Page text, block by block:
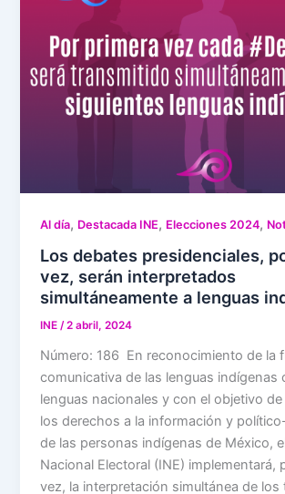
Al día, Destacada INE, Elecciones 2024,
Los debates presidenciales,
vez, serán interpretados
simultáneamente a lenguas
INE/2 abril, 2024
Número: 186 En reconocimiento de la
comunicativa de las lenguas indígenas
lenguas nacionales y con el objetivo
los derechos a la información y
de las personas indígenas de México,
Nacional Electoral (INE) implementará,
vez, la interpretación simultánea de los